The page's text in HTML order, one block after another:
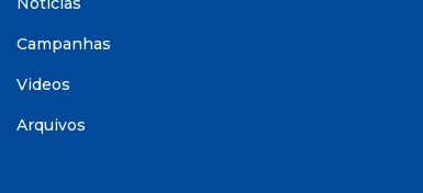
Campanhas
Videos
Arquivos